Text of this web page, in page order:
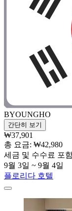
BYOUNGHO
간단히 보기
₩37,901
총 요금: ₩42,980
세금 및 수수료 포
9월 3일 ~ 9월 4일
플로리다 호텔